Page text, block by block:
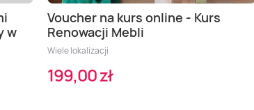
w
Voucher na kurs online - Kurs
Renowacji Mebli
Wiele lokalizacji
199,00 zł